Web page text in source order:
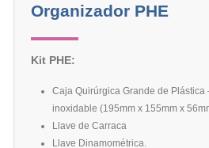
Organizador PHE
Kit PHE:
Caja Quirúrgica Grande de Plástica
inoxidable (195mm x 155mm x
Llave de Carraca
Llave Dinamométrica.